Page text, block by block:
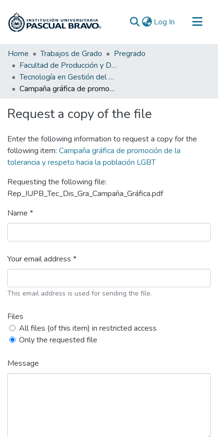
Log In (current)
Communities & Collections
All of DSpace
Statistics
Home Trabajos de Grado
Pregrado
Facultad de Producción y Diseño
Tecnología en Gestión del Diseño Gráfico
Campaña gráfica de promoción de la tolerancia y respeto hacia la población LGBT
Request a copy of the file
Enter the following information to request a copy for the
following item: Campaña gráfica de promoción de la
tolerancia y respeto hacia la población LGBT
Requesting the following file:
Rep_IUPB_Tec_Dis_Gra_Campaña_Gráfica.pdf
Name *
Your email address *
This email address is used for sending the file.
Files
All files (of this item) in restricted access
Only the requested file
Message